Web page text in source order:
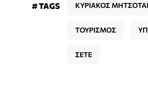
# TAGS ΚΥΡΙΑΚΟΣ
ΤΟΥΡΙΣΜΟΣ
ΣΕΤΕ